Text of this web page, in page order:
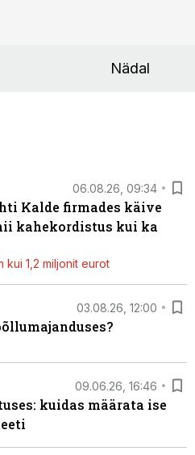
Nädal
06.08.26, 09:34
Kalde firmades käive
kahekordistus kui ka
kui 1,2 miljonit eurot
03.08.26, 12:00
09.06.26, 16:46
kuidas määrata ise